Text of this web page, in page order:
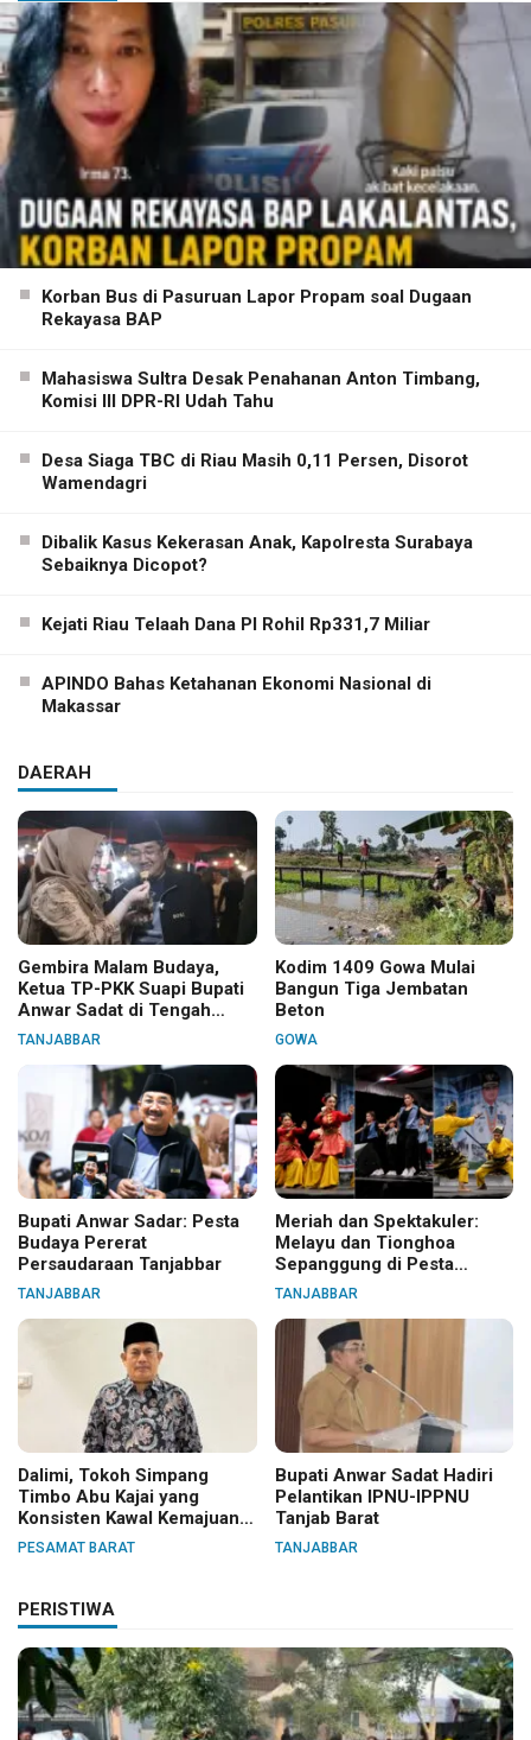
Korban Bus di Pasuruan Lapor Propam soal Dugaan
Rekayasa BAP
Mahasiswa Sultra Desak Penahanan Anton Timbang,
Komisi III DPR-RI Udah Tahu
Desa Siaga TBC di Riau Masih 0,11 Persen, Disorot
Wamendagri
Dibalik Kasus Kekerasan Anak, Kapolresta Surabaya
Sebaiknya Dicopot?
Kejati Riau Telaah Dana PI Rohil Rp331,7 Miliar
APINDO Bahas Ketahanan Ekonomi Nasional di
Makassar
DAERAH
Gembira Malam Budaya,
Ketua TP-PKK Suapi Bupati
Anwar Sadat di Tengah
Warga
TANJABBAR
Kodim 1409 Gowa Mulai
Bangun Tiga Jembatan
Beton
GOWA
Bupati Anwar Sadar: Pesta
Budaya Pererat
Persaudaraan Tanjabbar
TANJABBAR
Meriah dan Spektakuler:
Melayu dan Tionghoa
Sepanggung di Pesta
Budaya Tanjabbar
TANJABBAR
Dalimi, Tokoh Simpang
Timbo Abu Kajai yang
Konsisten Kawal Kemajuan
Nagari
PESAMAT BARAT
Bupati Anwar Sadat Hadiri
Pelantikan IPNU-IPPNU
Tanjab Barat
TANJABBAR
PERISTIWA